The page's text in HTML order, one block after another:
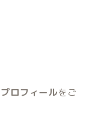
プロフィールをご